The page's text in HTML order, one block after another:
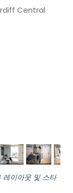
Central
레이아웃 및 스타